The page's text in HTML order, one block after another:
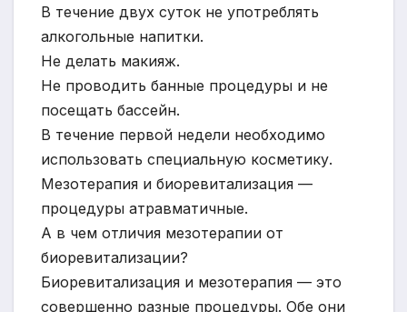
В течение двух суток не употреблять
алкогольные напитки.
Не делать макияж.
Не проводить банные процедуры и не
посещать бассейн.
В течение первой недели необходимо
использовать специальную косметику.
Мезотерапия и биоревитализация —
процедуры атравматичные.
А в чем отличия мезотерапии от
биоревитализации?
Биоревитализация и мезотерапия — это
совершенно разные процедуры. Обе они